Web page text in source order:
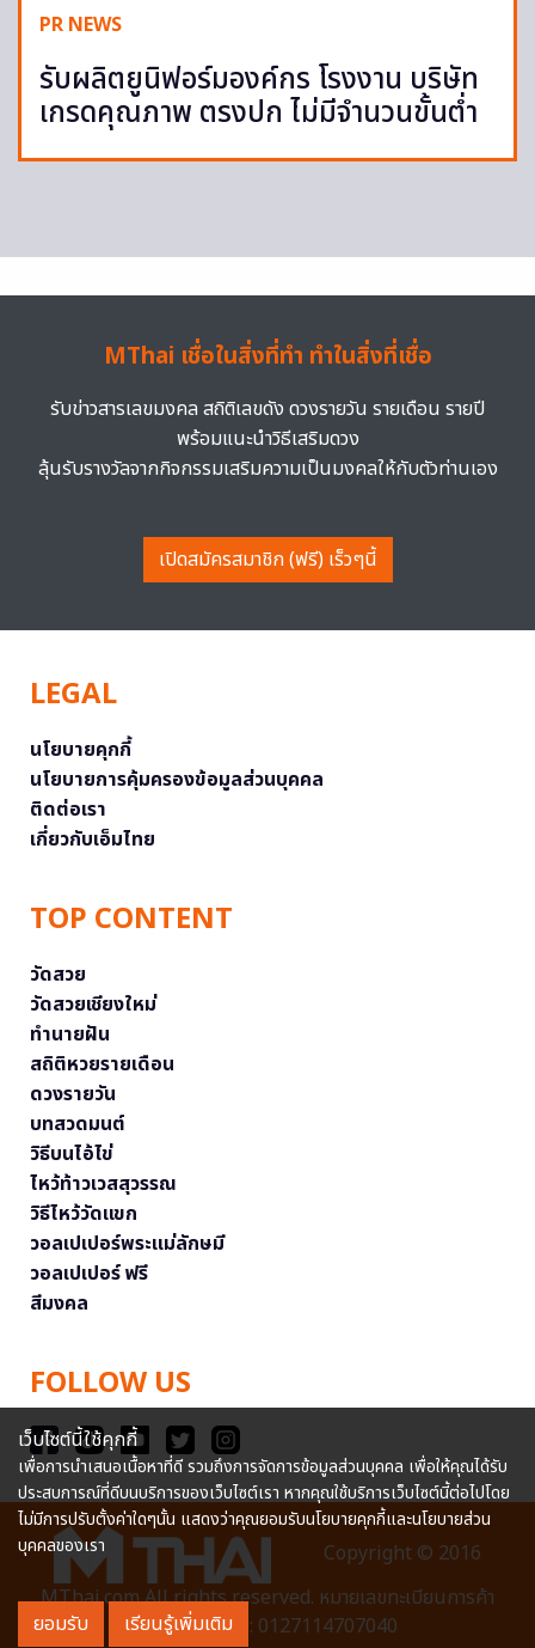
PR NEWS
รับผลิตยูนิฟอร์มองค์กร โรงงาน บริษัท
เกรดคุณภาพ ตรงปก ไม่มีจำนวนขั้นต่ำ
MThai เชื่อในสิ่งที่ทำ ทำในสิ่งที่เชื่อ
รับข่าวสารเลขมงคล สถิติเลขดัง ดวงรายวัน รายเดือน รายปี
พร้อมแนะนำวิธีเสริมดวง
ลุ้นรับรางวัลจากกิจกรรมเสริมความเป็นมงคลให้กับตัวท่านเอง
เปิดสมัครสมาชิก (ฟรี) เร็วๆนี้
LEGAL
นโยบายคุกกี้
นโยบายการคุ้มครองข้อมูลส่วนบุคคล
ติดต่อเรา
เกี่ยวกับเอ็มไทย
TOP CONTENT
วัดสวย
วัดสวยเชียงใหม่
ทำนายฝัน
สถิติหวยรายเดือน
ดวงรายวัน
บทสวดมนต์
วิธีบนไอ้ไข่
ไหว้ท้าวเวสสุวรรณ
วิธีไหว้วัดแขก
วอลเปเปอร์พระแม่ลักษมี
วอลเปเปอร์ ฟรี
สีมงคล
FOLLOW US
Copyright © 2016
MThai.com All rights reserved. หมายเลขทะเบียนการค้า
อิเล็กทรอนิกส์ : 0127114707040
เว็บไซต์นี้ใช้คุกกี้
เพื่อการนำเสนอเนื้อหาที่ดี รวมถึงการจัดการข้อมูลส่วนบุคคล เพื่อให้คุณได้รับ
ประสบการณ์ที่ดีบนบริการของเว็บไซต์เรา หากคุณใช้บริการเว็บไซต์นี้ต่อไปโดย
ไม่มีการปรับตั้งค่าใดๆนั้น แสดงว่าคุณยอมรับนโยบายคุกกี้และนโยบายส่วน
บุคคลของเรา
ยอมรับ เรียนรู้เพิ่มเติม